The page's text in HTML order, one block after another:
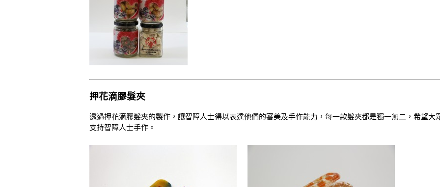
押花滴膠髮夾
透過押花滴膠髮夾的製作，讓智障人士得以表達他們的審美及手作能力，每一款髮夾都是獨一無二，希望大
支持智障人士手作。